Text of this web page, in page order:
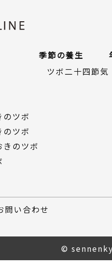
のツボ
のツボ
のツボ
季節の養生
ツボ二十四節気
問い合わせ
©